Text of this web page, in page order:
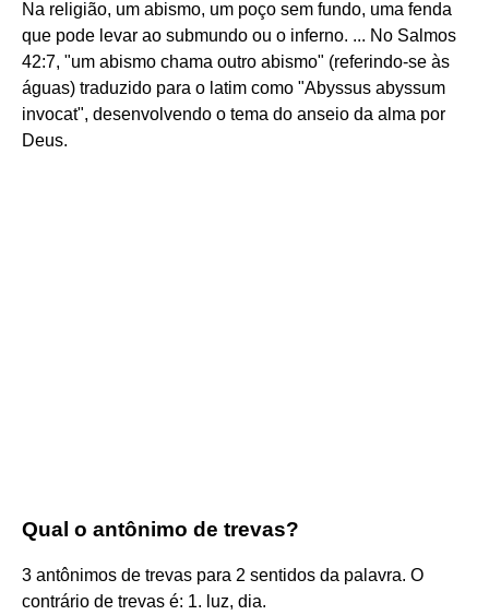
Na religião, um abismo, um poço sem fundo, uma fenda
que pode levar ao submundo ou o inferno. ... No Salmos
42:7, "um abismo chama outro abismo" (referindo-se às
águas) traduzido para o latim como "Abyssus abyssum
invocat", desenvolvendo o tema do anseio da alma por
Deus.
Qual o antônimo de trevas?
3 antônimos de trevas para 2 sentidos da palavra. O
contrário de trevas é: 1. luz, dia.